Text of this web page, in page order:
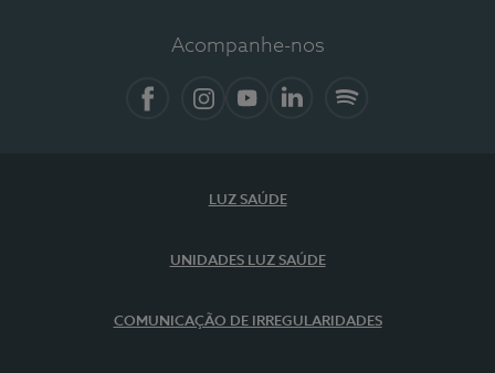
Acompanhe-nos
LUZ SAÚDE
UNIDADES LUZ SAÚDE
COMUNICAÇÃO DE IRREGULARIDADES